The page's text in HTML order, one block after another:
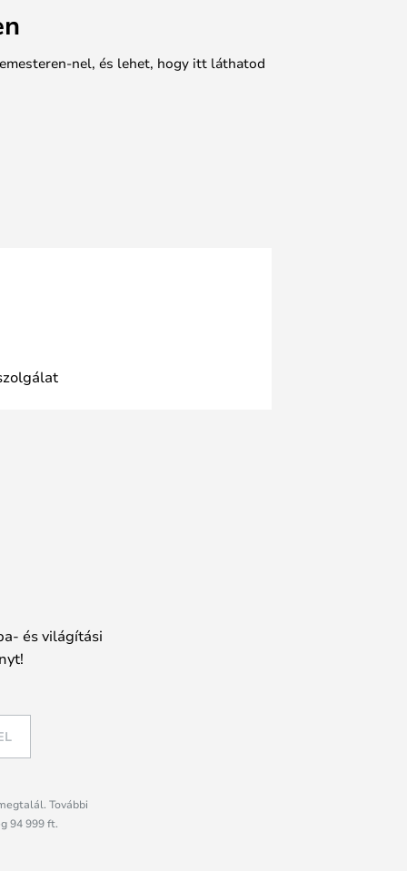
nel, és lehet, hogy itt láthatod
és világítási
További
94 999 ft.